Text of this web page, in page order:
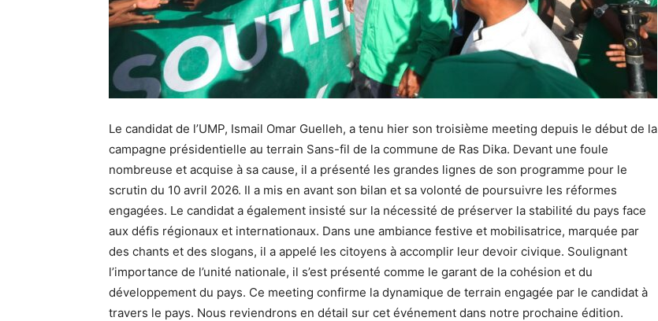
Le candidat de l’UMP, Ismail Omar Guelleh, a tenu hier son troisième meeting depuis le début de la
campagne présidentielle au terrain Sans-fil de la commune de Ras Dika. Devant une foule
nombreuse et acquise à sa cause, il a présenté les grandes lignes de son programme pour le
scrutin du 10 avril 2026. Il a mis en avant son bilan et sa volonté de poursuivre les réformes
engagées. Le candidat a également insisté sur la nécessité de préserver la stabilité du pays face
aux défis régionaux et internationaux. Dans une ambiance festive et mobilisatrice, marquée par
des chants et des slogans, il a appelé les citoyens à accomplir leur devoir civique. Soulignant
l’importance de l’unité nationale, il s’est présenté comme le garant de la cohésion et du
développement du pays. Ce meeting confirme la dynamique de terrain engagée par le candidat à
travers le pays. Nous reviendrons en détail sur cet événement dans notre prochaine édition.